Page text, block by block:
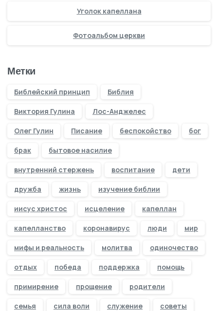
Уголок капеллана
Фотоальбом церкви
Метки
Библейский принцип Библия
Виктория Гулина Лос-Анджелес
Олег Гулин Писание беспокойство бог
брак бытовое насилие
внутренний стержень воспитание дети
дружба жизнь изучение библии
иисус христос исцеление капеллан
капелланство коронавирус люди мир
мифы и реальность молитва одиночество
отдых победа поддержка помощь
примирение прощение родители
семья сила воли служение советы